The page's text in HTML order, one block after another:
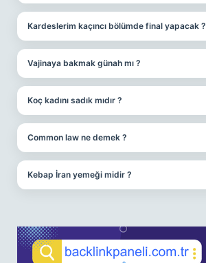
Kardeslerim kaçıncı bölümde final yapacak ?
Vajinaya bakmak günah mı ?
Koç kadını sadık mıdır ?
Common law ne demek ?
Kebap İran yemeği midir ?